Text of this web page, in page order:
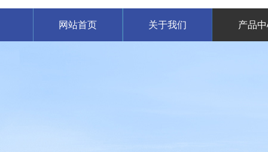
网站首页 关于我们 产品